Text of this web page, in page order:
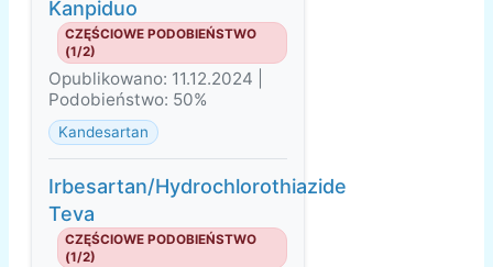
Kanpiduo
CZĘŚCIOWE PODOBIEŃSTWO
(1/2)
Opublikowano: 11.12.2024 |
Podobieństwo: 50%
Kandesartan
Irbesartan/Hydrochlorothiazide
Teva
CZĘŚCIOWE PODOBIEŃSTWO
(1/2)